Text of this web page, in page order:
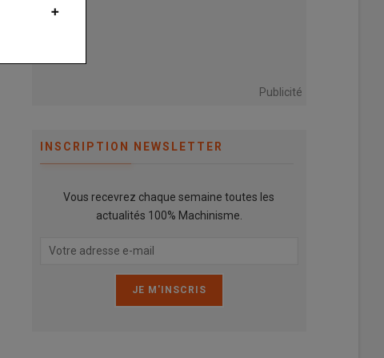
Publicité
INSCRIPTION NEWSLETTER
Vous recevrez chaque semaine toutes les
actualités 100% Machinisme.